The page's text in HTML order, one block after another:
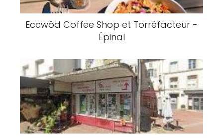
Eccwôd Coffee Shop et Torréfacteur -
Épinal